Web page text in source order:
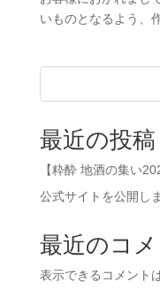
いものとなるよう、
最近の投稿
【粋酔 地酒の集い
公式サイトを公開し
最近のコメ
表示できるコメント